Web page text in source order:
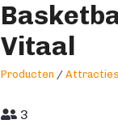
Vitaal
Producten / Attracties
3